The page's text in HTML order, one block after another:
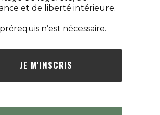
et de liberté intérieure.
n’est nécessaire.
JE M'INSCRIS